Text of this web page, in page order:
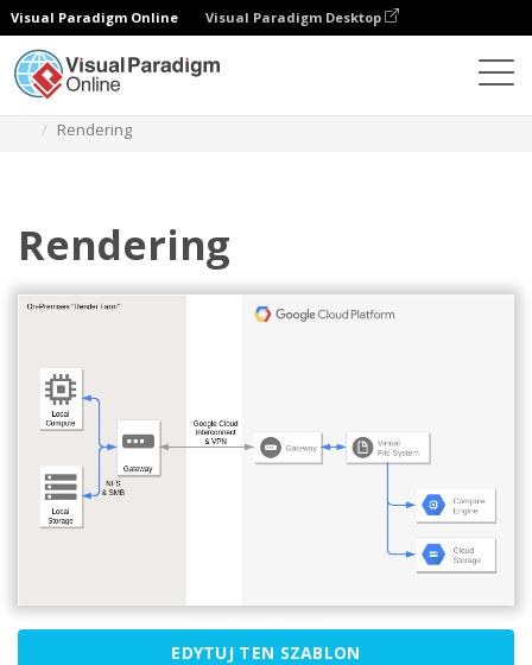
Visual Paradigm Online Visual Paradigm Desktop
Rendering
Rendering
EDYTUJ TEN SZABLON